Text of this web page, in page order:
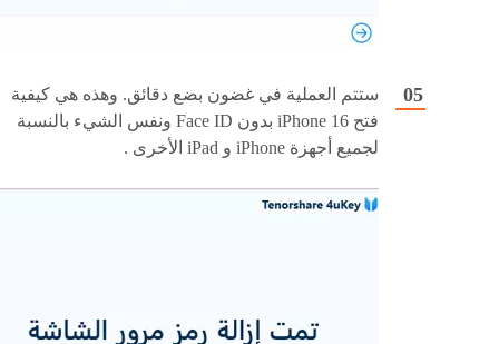
ستتم العملية في غضون بضع دقائق. وهذه هي كيفية
فتح iPhone 16 بدون Face ID ونفس الشيء بالنسبة
لجميع أجهزة iPhone و iPad الأخرى .